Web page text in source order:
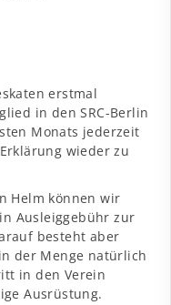
erstmal
in den SRC-Berlin
Monats jederzeit
wieder zu
Helm können wir
Ausleiggebühr zur
besteht aber
der Menge natürlich
in den Verein
Ausrüstung.